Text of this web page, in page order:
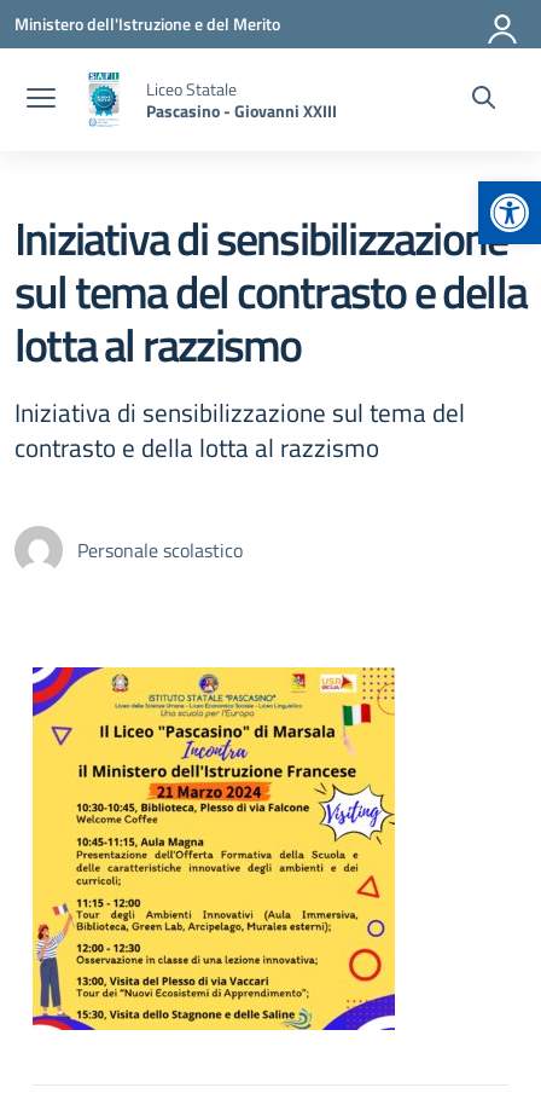
Vai ai contenuti
Vai al menu di navigazione
Vai al footer
Ministero dell'Istruzione e del Merito
Liceo Statale
Pascasino - Giovanni XXIII
Iniziativa di sensibilizzazione
sul tema del contrasto e della
lotta al razzismo
Iniziativa di sensibilizzazione sul tema del
contrasto e della lotta al razzismo
Personale scolastico